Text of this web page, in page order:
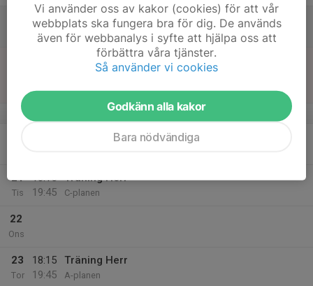
Match mot Tölö IF
Div 3 Sydvästra Götaland, herr 2026
Tingbergsvallen B
v.17
Träning Herr
21
Tis
18:15
19:45
Träning Herr
C-planen
22
Ons
23
Tor
18:15
19:45
Träning Herr
A-planen
Vi använder oss av kakor (cookies) för att vår
webbplats ska fungera bra för dig. De används
även för webbanalys i syfte att hjälpa oss att
förbättra våra tjänster.
Så använder vi cookies
Godkänn alla kakor
Bara nödvändiga